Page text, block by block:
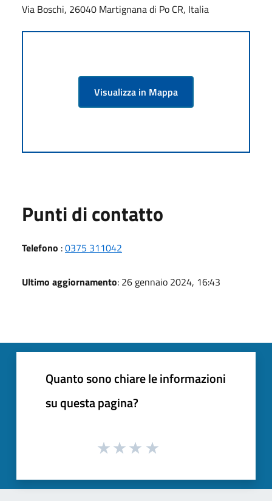
Via Boschi, 26040 Martignana di Po CR, Italia
Visualizza in Mappa
Punti di contatto
Telefono :0375 311042
Ultimo aggiornamento: 26 gennaio 2024, 16:43
Quanto sono chiare le informazioni
su questa pagina?